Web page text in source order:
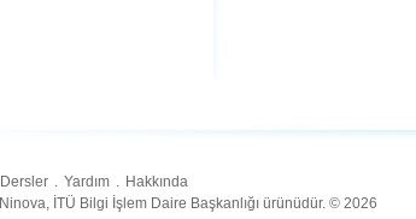
Dersler . Yardım . Hakkında
Ninova, İTÜ Bilgi İşlem Daire Başkanlığı ürünüdür. © 2026